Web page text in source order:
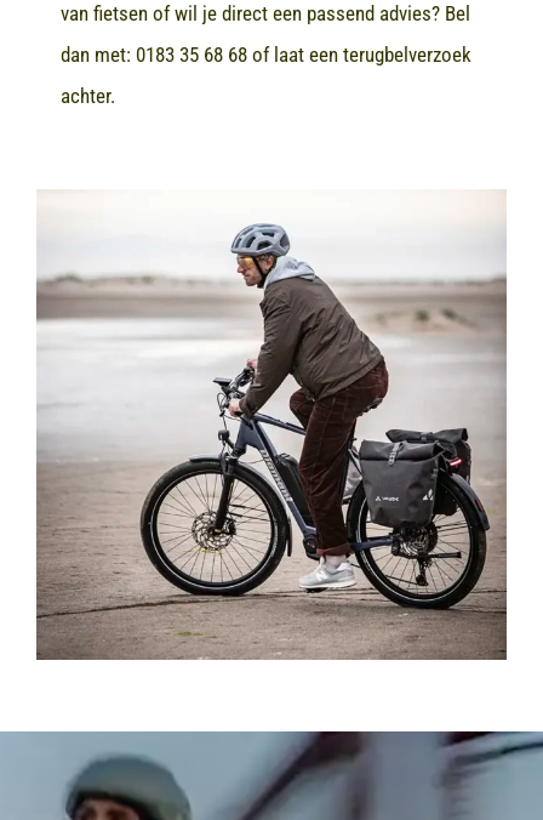
van fietsen of wil je direct een passend advies? Bel
dan met: 0183 35 68 68of laat een terugbelverzoek
achter.